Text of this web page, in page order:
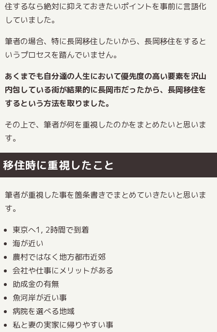
住するなら絶対に抑えておきたいポイントを事前に言語化
していました。
筆者の場合、特に長岡移住したいから、長岡移住をすると
いうプロセスを踏んでいません。
あくまでも自分達の人生において優先度の高い要素を沢山
内包している街が結果的に長岡市だったから、長岡移住を
するという方法を取りました。
その上で、筆者が何を重視したのかをまとめたいと思いま
す。
移住時に重視したこと
筆者が重視した事を箇条書きでまとめていきたいと思いま
す。
東京へ1, 2時間で到着
海が近い
農村ではなく地方都市近郊
会社や仕事にメリットがある
助成金の有無
魚河岸が近い事
病院を選べる地域
私と妻の実家に帰りやすい事